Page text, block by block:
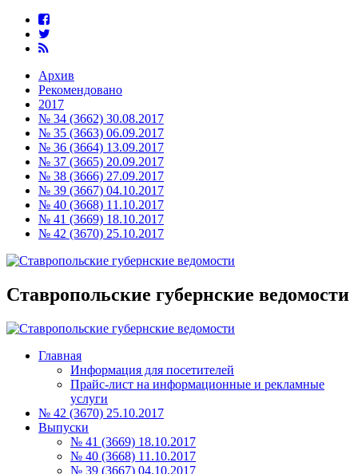
Архив
Рекомендовано
2017
№ 34 (3662) 30.08.2017
№ 35 (3663) 06.09.2017
№ 36 (3664) 13.09.2017
№ 37 (3665) 20.09.2017
№ 38 (3666) 27.09.2017
№ 39 (3667) 04.10.2017
№ 40 (3668) 11.10.2017
№ 41 (3669) 18.10.2017
№ 42 (3670) 25.10.2017
Ставропольские губернские ведомости
Главная
Информация для посетителей
Прайс-лист на информационные и рекламные
услуги
№ 42 (3670) 25.10.2017
Выпуски
№ 41 (3669) 18.10.2017
№ 40 (3668) 11.10.2017
№ 39 (3667) 04.10.2017